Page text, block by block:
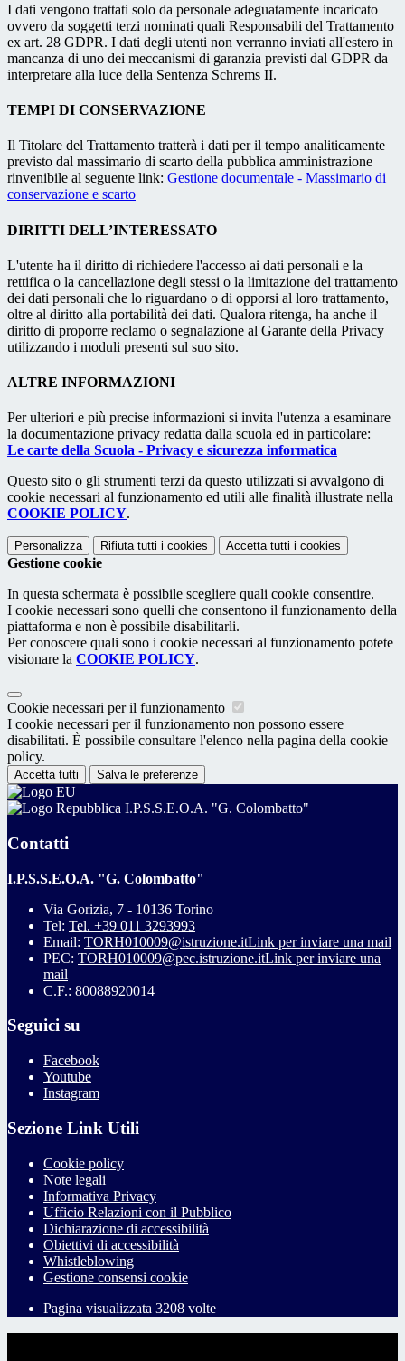
I dati vengono trattati solo da personale adeguatamente incaricato
ovvero da soggetti terzi nominati quali Responsabili del Trattamento
ex art. 28 GDPR. I dati degli utenti non verranno inviati all'estero in
mancanza di uno dei meccanismi di garanzia previsti dal GDPR da
interpretare alla luce della Sentenza Schrems II.
TEMPI DI CONSERVAZIONE
Il Titolare del Trattamento tratterà i dati per il tempo analiticamente
previsto dal massimario di scarto della pubblica amministrazione
rinvenibile al seguente link: Gestione documentale - Massimario di
conservazione e scarto
DIRITTI DELL’INTERESSATO
L'utente ha il diritto di richiedere l'accesso ai dati personali e la
rettifica o la cancellazione degli stessi o la limitazione del trattamento
dei dati personali che lo riguardano o di opporsi al loro trattamento,
oltre al diritto alla portabilità dei dati. Qualora ritenga, ha anche il
diritto di proporre reclamo o segnalazione al Garante della Privacy
utilizzando i moduli presenti sul suo sito.
ALTRE INFORMAZIONI
Per ulteriori e più precise informazioni si invita l'utenza a esaminare
la documentazione privacy redatta dalla scuola ed in particolare:
Le carte della Scuola - Privacy e sicurezza informatica
Questo sito o gli strumenti terzi da questo utilizzati si avvalgono di
cookie necessari al funzionamento ed utili alle finalità illustrate nella
COOKIE POLICY.
Personalizza Rifiuta tutti i cookies Accetta tutti i cookies
Gestione cookie
In questa schermata è possibile scegliere quali cookie consentire.
I cookie necessari sono quelli che consentono il funzionamento della
piattaforma e non è possibile disabilitarli.
Per conoscere quali sono i cookie necessari al funzionamento potete
visionare la COOKIE POLICY.
Cookie necessari per il funzionamento
I cookie necessari per il funzionamento non possono essere
disabilitati. È possibile consultare l'elenco nella pagina della cookie
policy.
Accetta tutti Salva le preferenze
I.P.S.S.E.O.A. "G. Colombatto"
Contatti
I.P.S.S.E.O.A. "G. Colombatto"
Via Gorizia, 7 - 10136 Torino
Tel: Tel. +39 011 3293993
Email: TORH010009@istruzione.itLink per inviare una mail
PEC: TORH010009@pec.istruzione.itLink per inviare una
mail
C.F.: 80088920014
Seguici su
Facebook
Youtube
Instagram
Sezione Link Utili
Cookie policy
Note legali
Informativa Privacy
Ufficio Relazioni con il Pubblico
Dichiarazione di accessibilità
Obiettivi di accessibilità
Whistleblowing
Gestione consensi cookie
Pagina visualizzata 3208 volte